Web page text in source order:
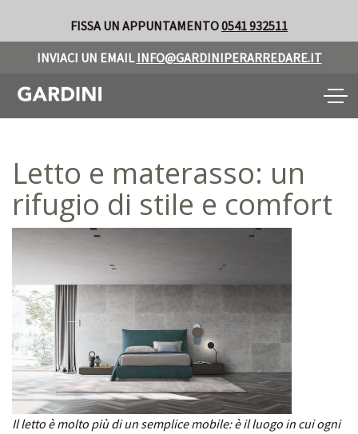
FISSA UN APPUNTAMENTO0541 932511
INVIACI UN EMAILINFO@GARDINIPERARREDARE.IT
Toggle
Letto e materasso: un
rifugio di stile e comfort
Il letto è molto più di un semplice mobile: è il luogo in cui ogni